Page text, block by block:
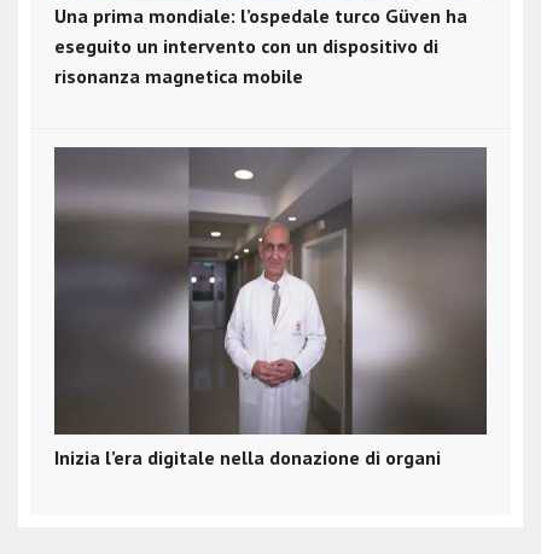
Una prima mondiale: l’ospedale turco Güven ha
eseguito un intervento con un dispositivo di
risonanza magnetica mobile
Inizia l’era digitale nella donazione di organi